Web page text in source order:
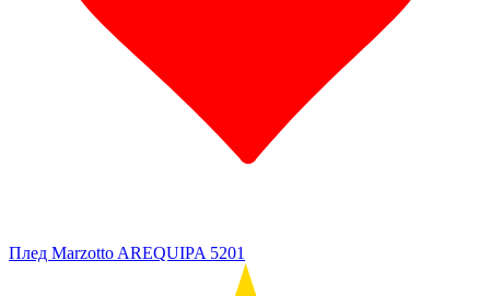
Плед Marzotto AREQUIPA 5201